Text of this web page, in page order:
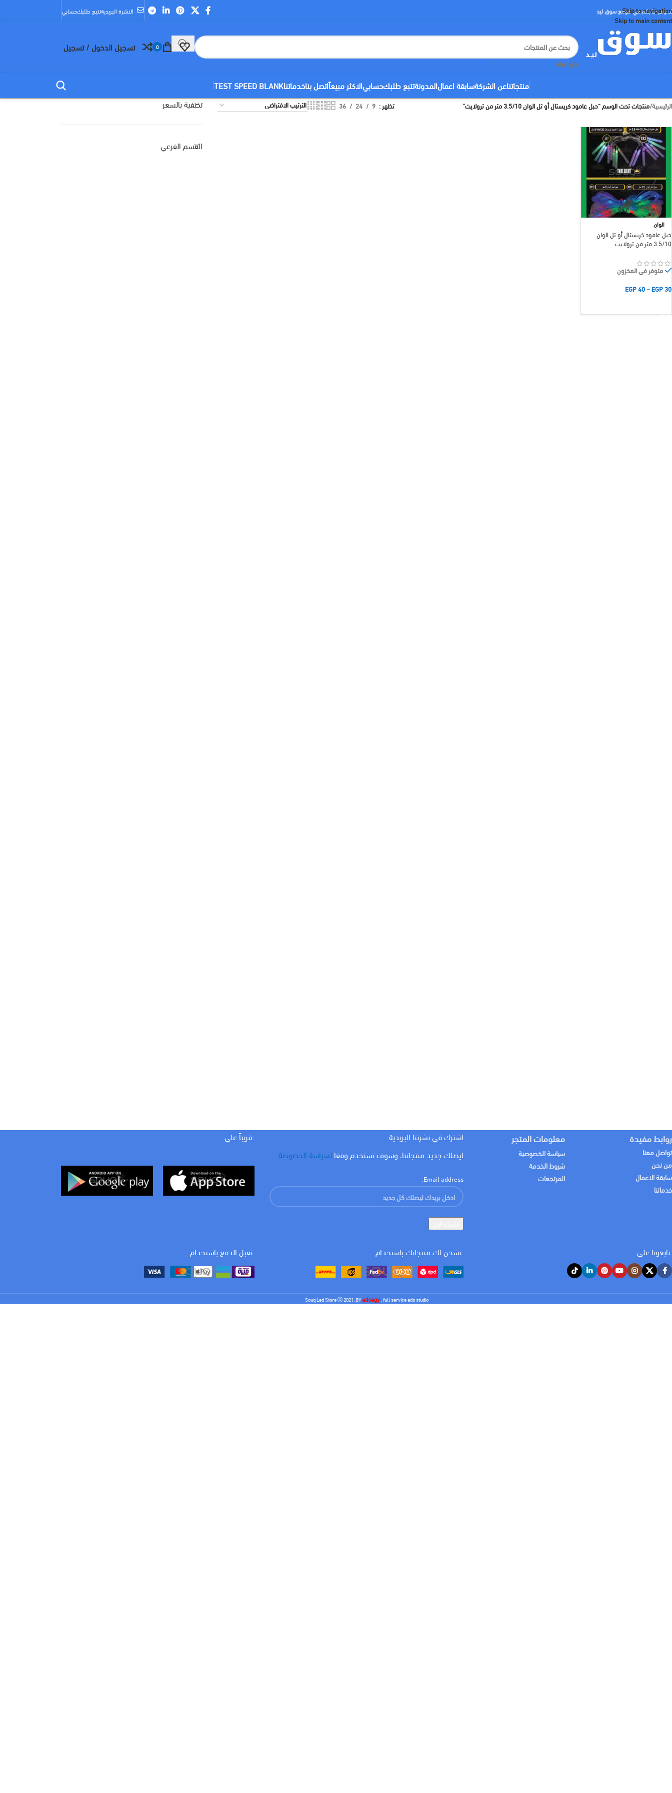
Skip to navigation
Skip to main content
ومرحبا بكم في موقع سوق ليد النشرة البريديةتتبع طلبكحسابي
اختر الفئة
0 تسجيل الدخول / تسجيل
منتجاتناعن الشركةسابقة اعمالالمدونةتتبع طلبكحسابيالاكثر مبيعاًاتصل بناخدماتناTEST SPEED BLANK
الرئيسية/منتجات تحت الوسم “حبل عامود كريستال أو تل الوان 3.5/10 متر من ترولايت” تظهر 9
24
36
الوان
حبل عامود كريستال أو تل الوان
3.5/10 متر من ترولايت
متوفر في المخزون
EGP30
–
EGP40
تصفية بالسعر
القسم الفرعي
:قريباً علي
اشترك في نشرتنا البريدية
ليصلك جديد منتجاتنا، وسوف تستخدم وفقا لسياسة الخصوصة
Email address:
معلومات المتجر
سياسة الخصوصية
شروط الخدمة
المرتجعات
روابط مفيدة
تواصل معنا
من نحن
سابقة الاعمال
خدماتنا
:نقبل الدفع باستخدام :نشحن لك منتجاتك باستخدام :تابعونا علي
Souq Led Store 2021. BYadsegy. full service ads studio